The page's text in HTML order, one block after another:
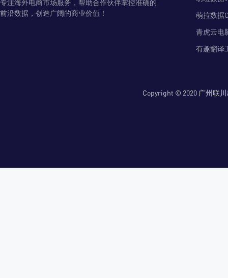
专注海外电商市场服务，帮助合作伙伴掌控准确的
前沿数据，创造广阔的商业价值！
萌拉数据
青虎云电
有趣翻译
Copyright © 2020 广州联